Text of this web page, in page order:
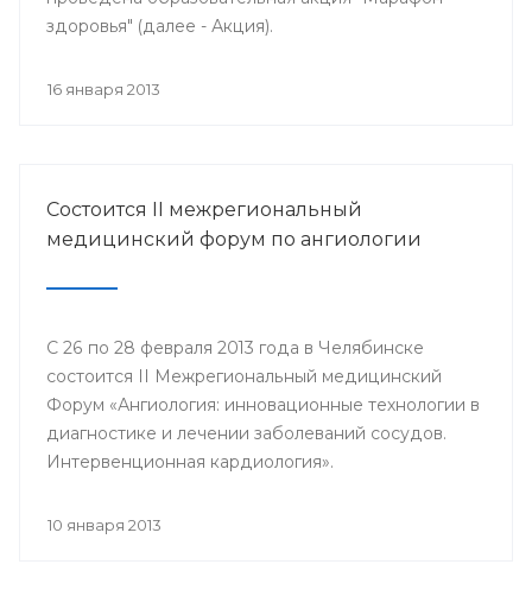
здоровья" (далее - Акция).
16 января 2013
Состоится II межрегиональный
медицинский форум по ангиологии
С 26 по 28 февраля 2013 года в Челябинске
состоится II Межрегиональный медицинский
Форум «Ангиология: инновационные технологии в
диагностике и лечении заболеваний сосудов.
Интервенционная кардиология».
10 января 2013